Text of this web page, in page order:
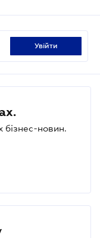
увійти
бізнес-новин.